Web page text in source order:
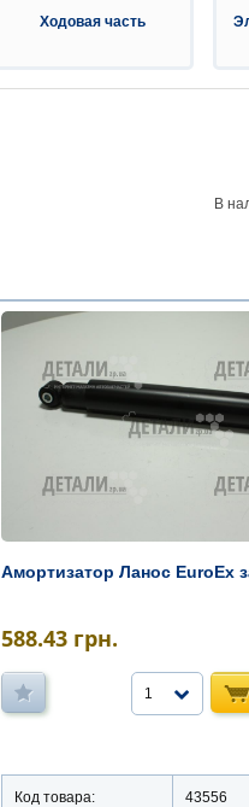
Ходовая часть
В
Амортизатор Ланос EuroEx
588.43 грн.
1
Код товара: 43556